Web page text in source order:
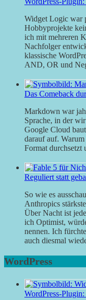
Widget Logic war
Hobbyprojekte
ich mit mehreren
Nachfolger
klassische
AND, OR und
Das Comeback
Markdown war
Sprache, in der
Google Cloud
darauf auf. Warum
Format durchsetzt
Reguliert statt
So wie es
Anthropics
Über Nacht ist
ich Optimist,
nennen. Ich
auch diesmal
WordPress
WordPress-